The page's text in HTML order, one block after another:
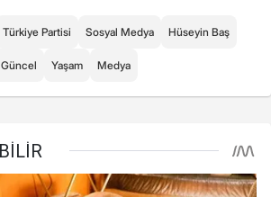
Türkiye Partisi Sosyal Medya Hüseyin Baş
Güncel Yaşam Medya